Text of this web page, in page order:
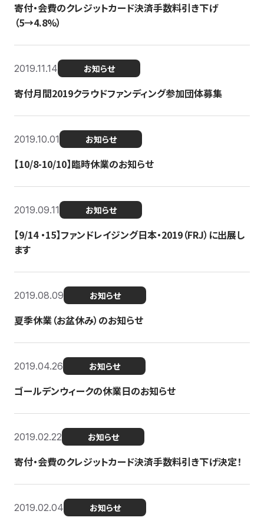
寄付・会費のクレジットカード決済手数料引き下げ
（5→4.8%）
2019.11.14 お知らせ
寄付月間2019クラウドファンディング参加団体募集
2019.10.01 お知らせ
【10/8-10/10】臨時休業のお知らせ
2019.09.11 お知らせ
【9/14 ・15】ファンドレイジング日本・2019（FRJ）に出展し
ます
2019.08.09 お知らせ
夏季休業（お盆休み）のお知らせ
2019.04.26 お知らせ
ゴールデンウィークの休業日のお知らせ
2019.02.22 お知らせ
寄付・会費のクレジットカード決済手数料引き下げ決定！
2019.02.04 お知らせ